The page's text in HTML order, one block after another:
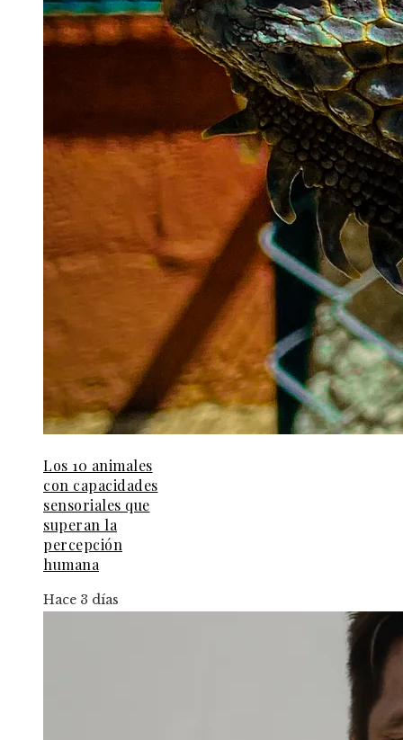
Los 10 animales
con capacidades
sensoriales que
superan la
percepción
humana
Hace 3 días